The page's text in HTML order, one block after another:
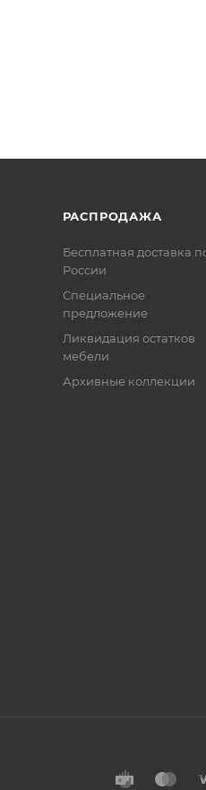
РАСПРОДАЖА
Бесплатная доставка
России
Специальное
предложение
Ликвидация остатков
мебели
Архивные коллекции